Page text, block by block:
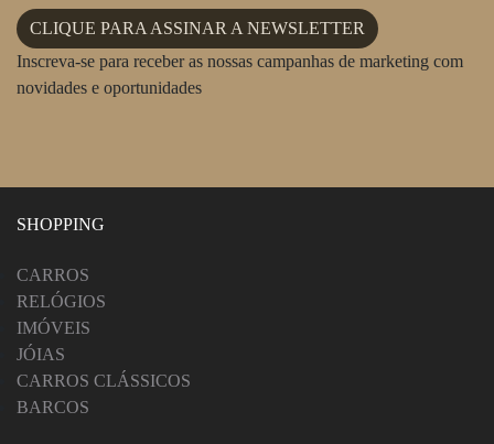
CLIQUE PARA ASSINAR A NEWSLETTER
Inscreva-se para receber as nossas campanhas de marketing com
novidades e oportunidades
SHOPPING
CARROS
RELÓGIOS
IMÓVEIS
JÓIAS
CARROS CLÁSSICOS
BARCOS